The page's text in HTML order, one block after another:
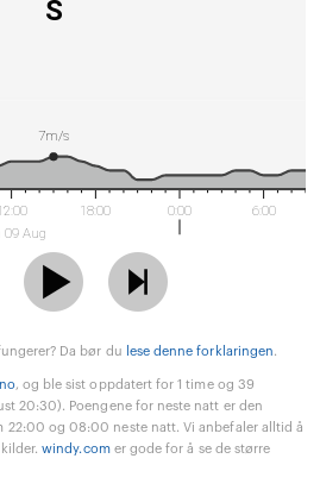
S
09 Aug
18:00 0:00 6:00
7m/s
Da bør du lese denne forklaringen.
, og ble sist oppdatert for 1 time og 39
20:30). Poengene for neste natt er den
22:00 og 08:00 neste natt. Vi anbefaler alltid å
kilder.windy.comer gode for å se de større